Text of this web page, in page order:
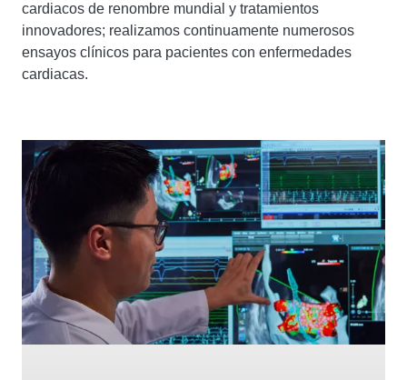
cardiacos de renombre mundial y tratamientos
innovadores; realizamos continuamente numerosos
ensayos clínicos para pacientes con enfermedades
cardiacas.